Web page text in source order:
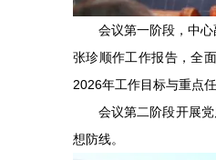
会议第一阶段，中心
张珍顺作工作报告，全
2026年工作目标与重点
会议第二阶段开展党
想防线。